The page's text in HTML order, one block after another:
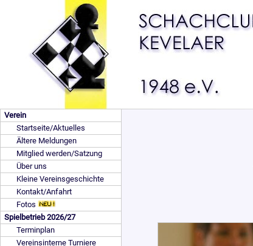
Verein
Startseite/Aktuelles
Ältere Meldungen
Mitglied werden/Satzung
Über uns
Kleine Vereinsgeschichte
Kontakt/Anfahrt
Fotos
Spielbetrieb 2026/27
Terminplan
Vereinsinterne Turniere